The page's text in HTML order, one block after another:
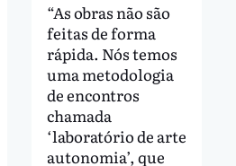
“As obras não são
feitas de forma
rápida. Nós temos
uma metodologia
de encontros
chamada
‘laboratório de arte
autonomia’, que